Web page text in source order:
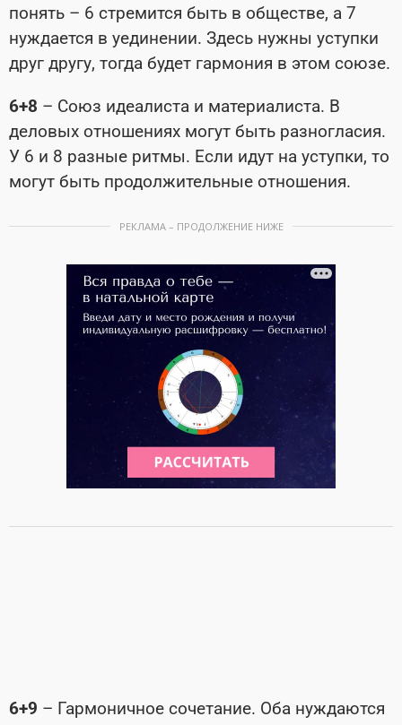
понять – 6 стремится быть в обществе, а 7
нуждается в уединении. Здесь нужны уступки
друг другу, тогда будет гармония в этом союзе.
6+8 – Союз идеалиста и материалиста. В
деловых отношениях могут быть разногласия.
У 6 и 8 разные ритмы. Если идут на уступки, то
могут быть продолжительные отношения.
РЕКЛАМА – ПРОДОЛЖЕНИЕ НИЖЕ
6+9 – Гармоничное сочетание. Оба нуждаются